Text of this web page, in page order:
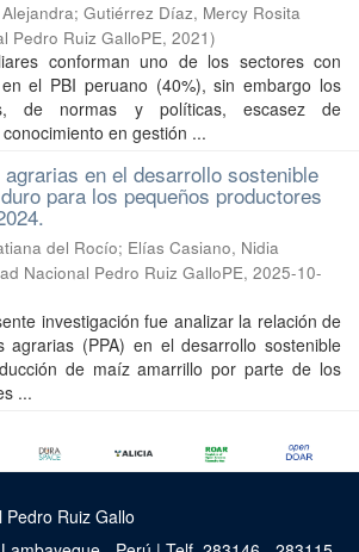
; Gutiérrez Díaz, Mercy Rosita
Pedro Ruiz GalloPE, 2021)
conforman uno de los sectores con
el PBI peruano (40%), sin embargo los
de normas y políticas, escasez de
en gestión ...
en el desarrollo sostenible
para los pequeños productores
del Rocío; Elías Casiano, Nidia
Nacional Pedro Ruiz GalloPE, 2025-10-
investigación fue analizar la relación de
agrarias (PPA) en el desarrollo sostenible
de maíz amarrillo por parte de los
...
Pedro Ruiz Gallo